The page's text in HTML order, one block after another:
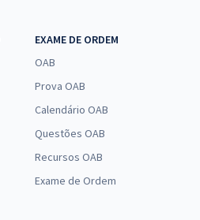
EXAME DE ORDEM
OAB
Prova OAB
Calendário OAB
Questões OAB
Recursos OAB
Exame de Ordem